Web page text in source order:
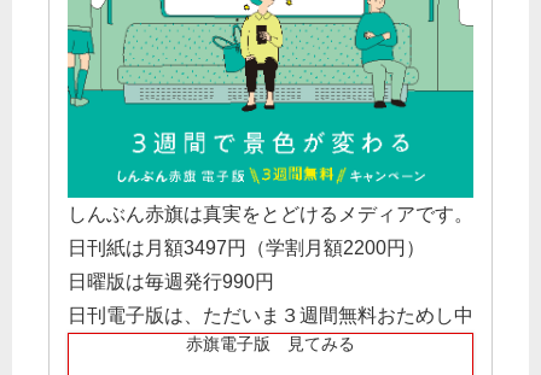
しんぶん赤旗は真実をとどけるメディアです。
日刊紙は月額3497円（学割月額2200円）
日曜版は毎週発行990円
日刊電子版は、ただいま３週間無料おためし中
赤旗電子版 見てみる